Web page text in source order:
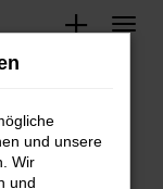
und unsere
Wir
und